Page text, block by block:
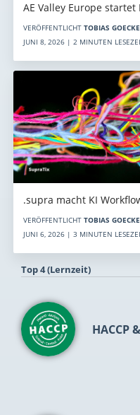
AE Valley Europe
VERÖFFENTLICHT TOBIAS
JUNI 8, 2026 | 2 MINUTEN
.supra macht KI
VERÖFFENTLICHT TOBIAS
JUNI 6, 2026 | 3 MINUTEN
Top 4 (Lernzeit)
HACCP